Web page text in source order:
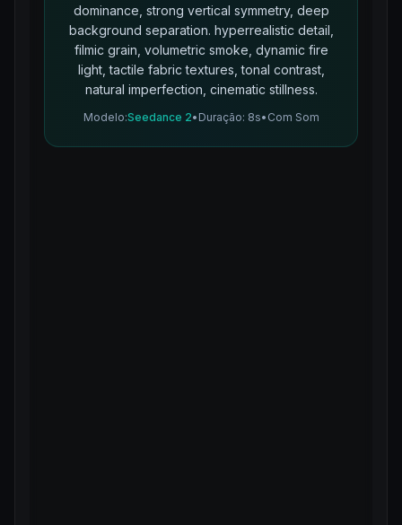
dominance, strong vertical symmetry, deep
background separation. hyperrealistic detail,
filmic grain, volumetric smoke, dynamic fire
light, tactile fabric textures, tonal contrast,
natural imperfection, cinematic stillness.
Modelo:Seedance 2• Duração: 8s• Com Som